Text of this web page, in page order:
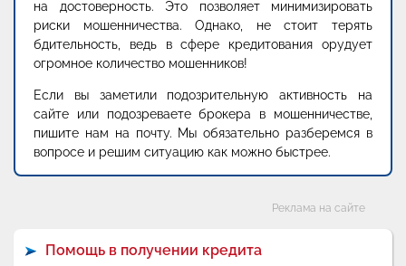
на достоверность. Это позволяет минимизировать
риски мошенничества. Однако, не стоит терять
бдительность, ведь в сфере кредитования орудует
огромное количество мошенников!
Если вы заметили подозрительную активность на
сайте или подозреваете брокера в мошенничестве,
пишите нам на почту. Мы обязательно разберемся в
вопросе и решим ситуацию как можно быстрее.
Реклама на сайте
Помощь в получении кредита